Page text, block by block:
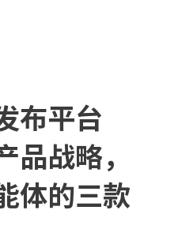
布平台
品战略，
体的三款